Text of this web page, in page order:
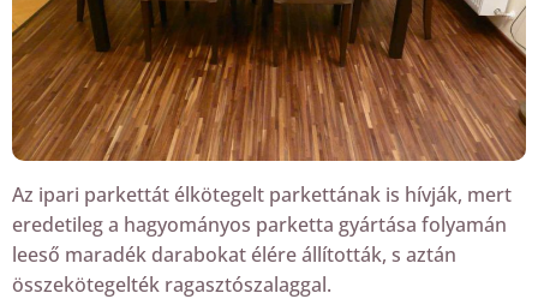
Az ipari parkettát élkötegelt parkettának is hívják, mert
eredetileg a hagyományos parketta gyártása folyamán
leeső maradék darabokat élére állították, s aztán
összekötegelték ragasztószalaggal.